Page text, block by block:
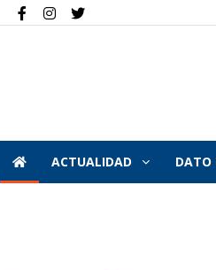
ACTUALIDAD DATO